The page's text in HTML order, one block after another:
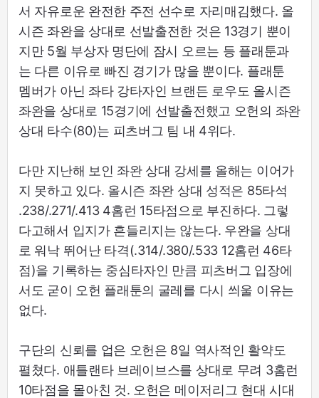
서 자유로운 완전한 주전 선수로 자리매김했다. 올
시즌 좌완을 상대로 선발출전한 것은 13경기 뿐이
지만 5월 부상자 명단에 잠시 오르는 등 플래툰과
는 다른 이유로 빠진 경기가 많을 뿐이다. 플래툰
멤버가 아닌 좌타 강타자인 브랜든 로우도 올시즌
좌완을 상대로 15경기에 선발출전했고 오헌의 좌완
상대 타수(80)는 피츠버그 팀 내 4위다.
다만 지난해 보인 좌완 상대 강세를 올해는 이어가
지 못하고 있다. 올시즌 좌완 상대 성적은 85타석
.238/.271/.413 4홈런 15타점으로 부진하다. 그렇
다고해서 입지가 흔들리지는 않는다. 우완을 상대
로 워낙 뛰어난 타격(.314/.380/.533 12홈런 46타
점)을 기록하는 중심타자인 만큼 피츠버그 입장에
서도 굳이 오헌 플래툰의 굴레를 다시 씌울 이유는
없다.
구단의 신뢰를 업은 오헌은 8일 역사적인 활약도
펼쳤다. 애틀랜타 브레이브스를 상대로 무려 3홈런
10타점을 몰아친 것. 오헌은 메이저리그 현대 시대